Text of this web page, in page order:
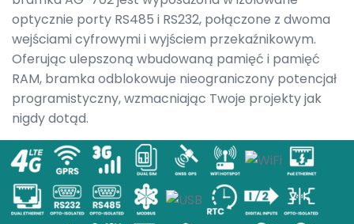
optycznie porty RS485 i RS232, połączone z dwoma
wejściami cyfrowymi i wyjściem przekaźnikowym.
Oferując ulepszoną wbudowaną pamięć i pamięć
RAM, bramka odblokowuje nieograniczony potencjał
programistyczny, wzmacniając Twoje projekty jak
nigdy dotąd.